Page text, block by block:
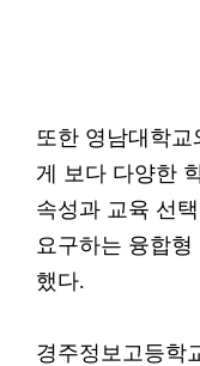
또한 영남대학교
게 보다 다양한
속성과 교육 선
요구하는 융합
했다.
경주정보고등학